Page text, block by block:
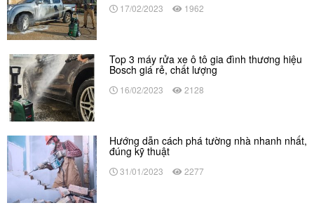
17/02/2023 1962
Top 3 máy rửa xe ô tô gia đình thương hiệu
Bosch giá rẻ, chất lượng
16/02/2023 2128
Hướng dẫn cách phá tường nhà nhanh nhất,
đúng kỹ thuật
31/01/2023 2277